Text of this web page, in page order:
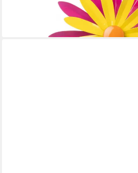
Wetterfeste Garten‑Deko Outdoor
lieferbar - in 3-4 Werktagen bei dir